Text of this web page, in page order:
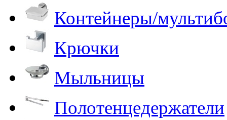
Контейнеры/
Крючки
Мыльницы
Полотенцедержатели